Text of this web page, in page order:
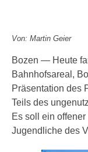
Von: Martin Geier
Bozen — Heute
Bahnhofsareal,
Präsentation des
Teils des
Es soll ein
Jugendliche des